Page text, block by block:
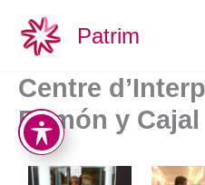
contingut
Patrim
Centre
Ramón y Cajal